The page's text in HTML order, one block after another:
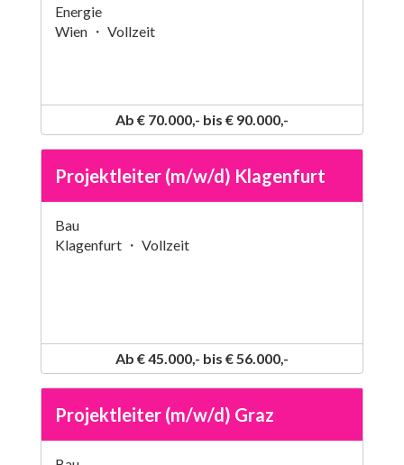
Energie
Wien ・ Vollzeit
Ab € 70.000,- bis € 90.000,-
Projektleiter (m/w/d) Klagenfurt
Bau
Klagenfurt ・ Vollzeit
Ab € 45.000,- bis € 56.000,-
Projektleiter (m/w/d) Graz